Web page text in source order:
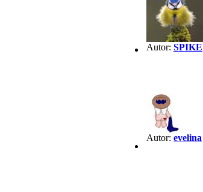
Autor: SPIKE
Autor: evelina